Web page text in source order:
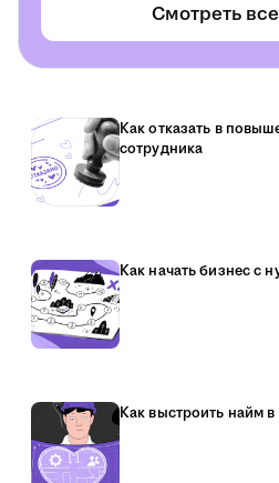
Смотреть
Как отказать в
сотрудника
Как начать бизнес с
Как выстроить найм